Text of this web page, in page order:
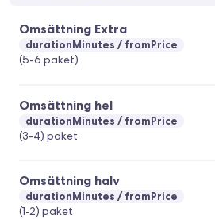
Omsättning Extra
durationMinutes fromPrice
(5-6 paket)
Omsättning hel
durationMinutes fromPrice
(3-4) paket
Omsättning halv
durationMinutes fromPrice
(1-2) paket